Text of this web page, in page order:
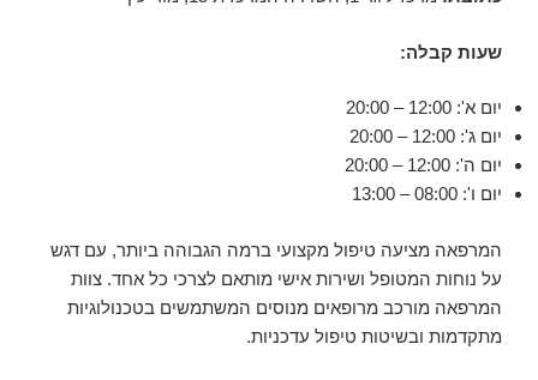
שעות קבלה:
יום א': 12:00 – 20:00
יום ג': 12:00 – 20:00
יום ה': 12:00 – 20:00
יום ו': 08:00 – 13:00
המרפאה מציעה טיפול מקצועי ברמה הגבוהה ביותר, עם דגש
על נוחות המטופל ושירות אישי מותאם לצרכי כל אחד. צוות
המרפאה מורכב מרופאים מנוסים המשתמשים בטכנולוגיות
מתקדמות ובשיטות טיפול עדכניות.